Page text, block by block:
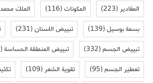
المقادير(223) المكونات(116) الملك
بسمة بوسيل(139) تبييض الاسنان(231)
تبييض الجسم(332) تبييض المنطقة الحساسة(199)
تعطير الجسم(95) تقوية الشعر(109)